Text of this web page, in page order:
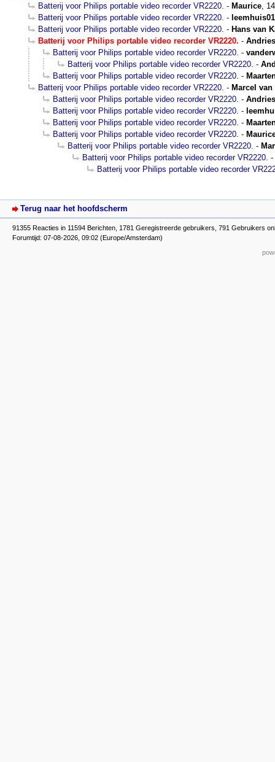
Batterij voor Philips portable video recorder VR2220. - Maurice,
Batterij voor Philips portable video recorder VR2220. - leemhuis01
Batterij voor Philips portable video recorder VR2220. - Hans van
Batterij voor Philips portable video recorder VR2220. -
Batterij voor Philips portable video recorder VR2220. -
Batterij voor Philips portable video recorder VR2220. -
Batterij voor Philips portable video recorder VR2220. -
Batterij voor Philips portable video recorder VR2220. - Marcel
Batterij voor Philips portable video recorder VR2220. -
Batterij voor Philips portable video recorder VR2220. -
Batterij voor Philips portable video recorder VR2220. -
Batterij voor Philips portable video recorder VR2220. -
Batterij voor Philips portable video recorder VR2220. -
Batterij voor Philips portable video recorder VR2220. -
Batterij voor Philips portable video recorder
Terug naar het hoofdscherm
91355 Reacties in 11594 Berichten, 1781 Geregistreerde gebruikers, 791 Gebruikers
Forumtijd: 07-08-2026, 09:02 (Europe/Amsterdam)